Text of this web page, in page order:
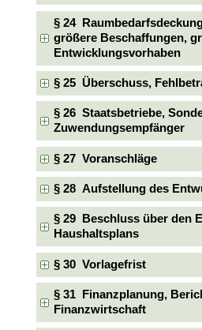
§ 24
größere Beschaffungen,
Entwicklungsvorhaben
§ 25 Überschuss,
§ 26 Staatsbetriebe,
Zuwendungsempfänger
§ 27 Voranschläge
§ 28 Aufstellung des
§ 29 Beschluss über den
Haushaltsplans
§ 30 Vorlagefrist
§ 31 Finanzplanung,
Finanzwirtschaft